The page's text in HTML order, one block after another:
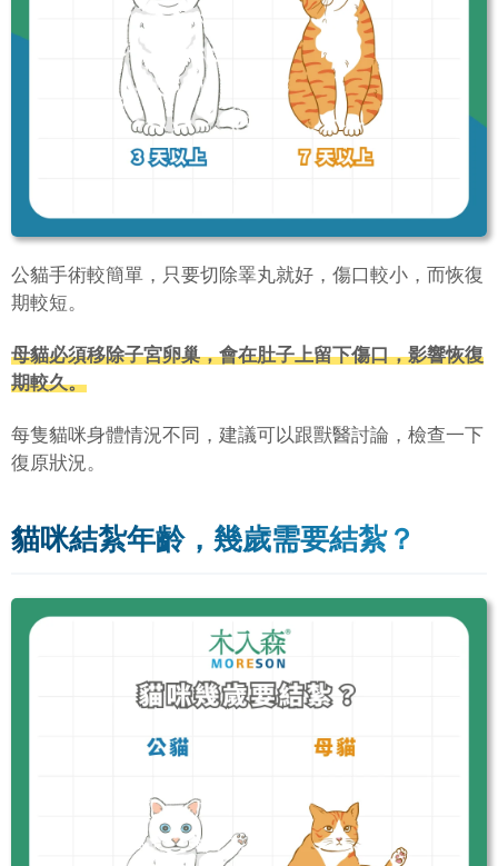
公貓手術較簡單，只要切除睪丸就好，傷口較小，而恢復
期較短。
母貓必須移除子宮卵巢，會在肚子上留下傷口，影響恢復
期較久。
每隻貓咪身體情況不同，建議可以跟獸醫討論，檢查一下
復原狀況。
貓咪結紮年齡，幾歲需要結紮？